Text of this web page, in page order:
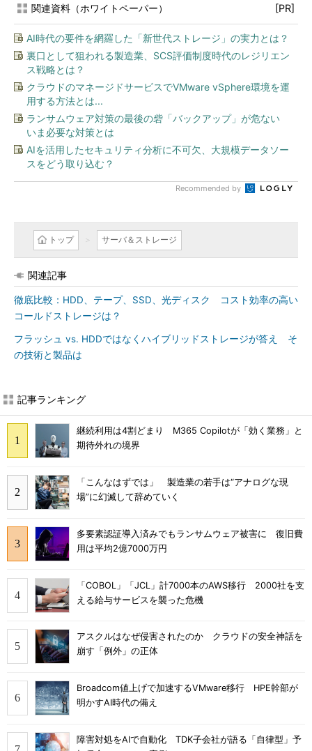
関連資料（ホワイトペーパー） [PR]
AI時代の要件を網羅した「新世代ストレージ」の実力とは？
裏口として狙われる製造業、SCS評価制度時代のレジリエン
ス戦略とは？
クラウドのマネージドサービスでVMware vSphere環境を運
用する方法とは...
ランサムウェア対策の最後の砦「バックアップ」が危ない
いま必要な対策とは
AIを活用したセキュリティ分析に不可欠、大規模データソー
スをどう取り込む？
Recommended by
トップ サーバ＆ストレージ
関連記事
徹底比較：HDD、テープ、SSD、光ディスク コスト効率の高い
コールドストレージは？
フラッシュ vs. HDDではなくハイブリッドストレージが答え そ
の技術と製品は
記事ランキング
継続利用は4割どまり M365 Copilotが「効く業務」と
期待外れの境界
「こんなはずでは」 製造業の若手は“アナログな現
場”に幻滅して辞めていく
多要素認証導入済みでもランサムウェア被害に 復旧費
用は平均2億7000万円
「COBOL」「JCL」計7000本のAWS移行 2000社を支
える給与サービスを襲った危機
アスクルはなぜ侵害されたのか クラウドの安全神話を
崩す「例外」の正体
Broadcom値上げで加速するVMware移行 HPE幹部が
明かすAI時代の備え
障害対処をAIで自動化 TDK子会社が語る「自律型」予